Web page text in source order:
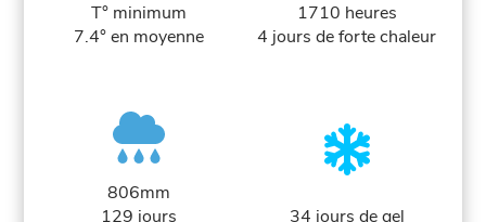
T° minimum
7.4° en moyenne
1710 heures
4 jours de forte chaleur
806mm
129 jours
34 jours de gel